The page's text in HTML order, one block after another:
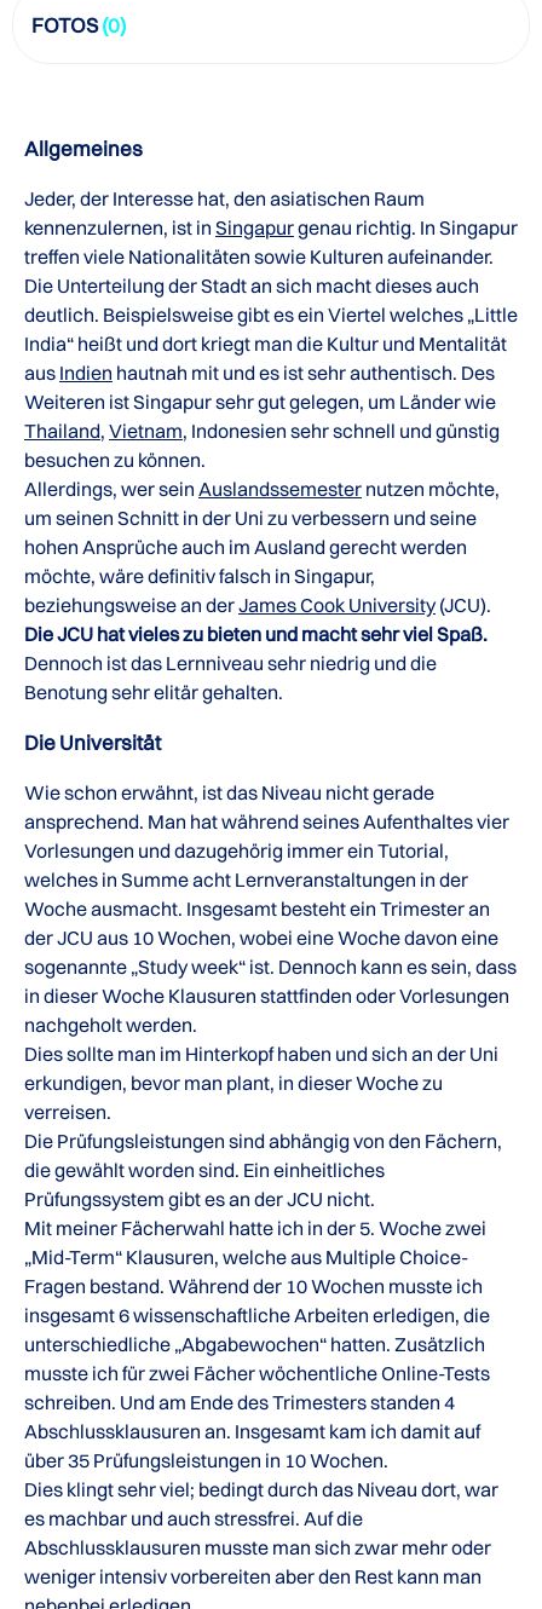
FOTOS(0)
Allgemeines
Jeder, der Interesse hat, den asiatischen Raum
kennenzulernen, ist in Singapurgenau richtig. In Singapur
treffen viele Nationalitäten sowie Kulturen aufeinander.
Die Unterteilung der Stadt an sich macht dieses auch
deutlich. Beispielsweise gibt es ein Viertel welches „Little
India“ heißt und dort kriegt man die Kultur und Mentalität
aus Indien hautnah mit und es ist sehr authentisch. Des
Weiteren ist Singapur sehr gut gelegen, um Länder wie
Thailand, Vietnam, Indonesien sehr schnell und günstig
besuchen zu können.
Allerdings, wer sein Auslandssemester nutzen möchte,
um seinen Schnitt in der Uni zu verbessern und seine
hohen Ansprüche auch im Ausland gerecht werden
möchte, wäre definitiv falsch in Singapur,
beziehungsweise an derJames Cook University(JCU).
Die JCU hat vieles zu bieten und macht sehr viel Spaß.
Dennoch ist das Lernniveau sehr niedrig und die
Benotung sehr elitär gehalten.
Die Universität
Wie schon erwähnt, ist das Niveau nicht gerade
ansprechend. Man hat während seines Aufenthaltes vier
Vorlesungen und dazugehörig immer ein Tutorial,
welches in Summe acht Lernveranstaltungen in der
Woche ausmacht. Insgesamt besteht ein Trimester an
der JCU aus 10 Wochen, wobei eine Woche davon eine
sogenannte „Study week“ ist. Dennoch kann es sein, dass
in dieser Woche Klausuren stattfinden oder Vorlesungen
nachgeholt werden.
Dies sollte man im Hinterkopf haben und sich an der Uni
erkundigen, bevor man plant, in dieser Woche zu
verreisen.
Die Prüfungsleistungen sind abhängig von den Fächern,
die gewählt worden sind. Ein einheitliches
Prüfungssystem gibt es an der JCU nicht.
Mit meiner Fächerwahl hatte ich in der 5. Woche zwei
„Mid-Term“ Klausuren, welche aus Multiple Choice-
Fragen bestand. Während der 10 Wochen musste ich
insgesamt 6 wissenschaftliche Arbeiten erledigen, die
unterschiedliche „Abgabewochen“ hatten. Zusätzlich
musste ich für zwei Fächer wöchentliche Online-Tests
schreiben. Und am Ende des Trimesters standen 4
Abschlussklausuren an. Insgesamt kam ich damit auf
über 35 Prüfungsleistungen in 10 Wochen.
Dies klingt sehr viel; bedingt durch das Niveau dort, war
es machbar und auch stressfrei. Auf die
Abschlussklausuren musste man sich zwar mehr oder
weniger intensiv vorbereiten aber den Rest kann man